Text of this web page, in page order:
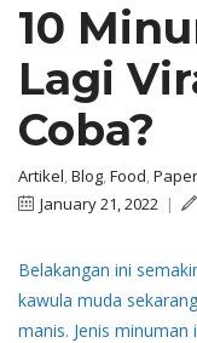
10
Lagi
Coba?
Artikel,Blog,Food,
January 21, 2022 |
Belakangan ini
kawula muda
manis. Jenis